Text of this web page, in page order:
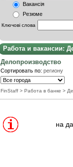
Вакансія
Резюме
Ключові слова
Работа и вакансии:
Делопроизводство
Сортировать по: региону
FinStaff > Работа в банке >
на